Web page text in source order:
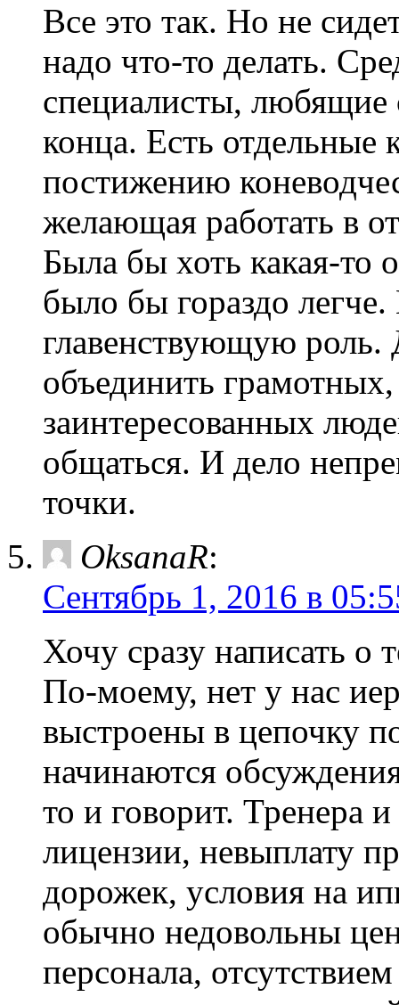
Все это так. Но не
надо что-то делать.
специалисты, любящие
конца. Есть отдельные
постижению
желающая работать в
Была бы хоть какая-то
было бы гораздо
главенствующую роль.
объединить
заинтересованных
общаться. И дело
точки.
OksanaR:
Сентябрь 1, 2016 в
Хочу сразу написать о
По-моему, нет у нас
выстроены в цепочку
начинаются
то и говорит. Тренера
лицензии, невыплату
дорожек, условия на
обычно недовольны
персонала,